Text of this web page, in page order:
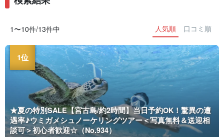
1〜10件/13件中 人気順 口コミ順
★夏の特別SALE【宮古島/約2時間】当日予約OK！驚異の遭
遇率♪ウミガメシュノーケリングツアー＜写真無料＆送迎相
談可＞初心者歓迎☆（No.934）